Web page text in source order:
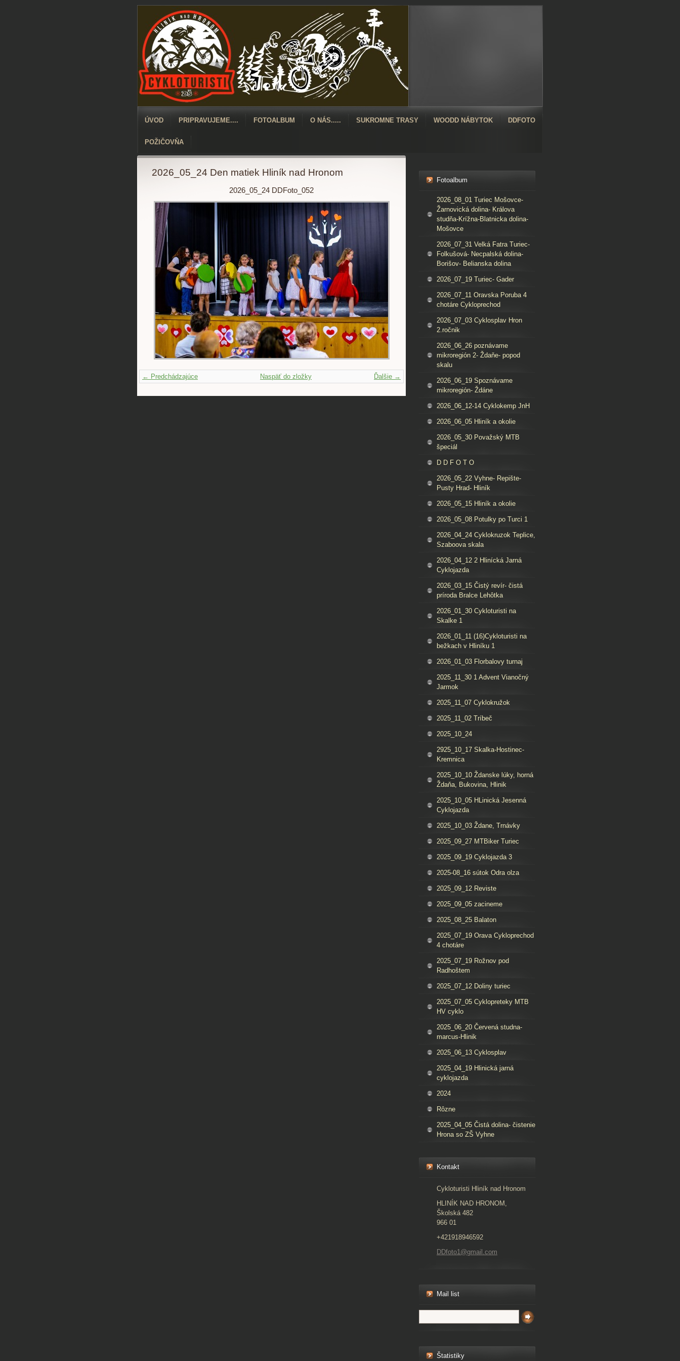
ÚVOD PRIPRAVUJEME.... FOTOALBUM O NÁS..... SUKROMNE TRASY WOODD NÁBYTOK DDFOTO
POŽIČOVŇA
2026_05_24 Den matiek Hliník nad Hronom
2026_05_24 DDFoto_052
← Predchádzajúce Ďalšie →
Naspäť do zložky
Fotoalbum
2026_08_01 Turiec Mošovce-
Žarnovická dolina- Králova
studňa-Krížna-Blatnicka dolina-
Mošovce
2026_07_31 Velká Fatra Turiec-
Folkušová- Necpalská dolina-
Borišov- Belianska dolina
2026_07_19 Turiec- Gader
2026_07_11 Oravska Poruba 4
chotáre Cykloprechod
2026_07_03 Cyklosplav Hron
2.ročnik
2026_06_26 poznávame
mikroregión 2- Ždaňe- popod
skalu
2026_06_19 Spoznávame
mikroregión- Ždáne
2026_06_12-14 Cyklokemp JnH
2026_06_05 Hliník a okolie
2026_05_30 Považský MTB
špeciál
D D F O T O
2026_05_22 Vyhne- Repište-
Pusty Hrad- Hliník
2026_05_15 Hliník a okolie
2026_05_08 Potulky po Turci 1
2026_04_24 Cyklokruzok Teplice,
Szaboova skala
2026_04_12 2 Hlinícká Jarná
Cyklojazda
2026_03_15 Čistý revír- čistá
príroda Bralce Lehôtka
2026_01_30 Cykloturisti na
Skalke 1
2026_01_11 (16)Cykloturisti na
bežkach v Hliníku 1
2026_01_03 Florbalovy turnaj
2025_11_30 1 Advent Vianočný
Jarmok
2025_11_07 Cyklokružok
2025_11_02 Tríbeč
2025_10_24
2925_10_17 Skalka-Hostinec-
Kremnica
2025_10_10 Ždanske lúky, horná
Ždaňa, Bukovina, Hlinik
2025_10_05 HLinická Jesenná
Cyklojazda
2025_10_03 Ždane, Trnávky
2025_09_27 MTBiker Turiec
2025_09_19 Cyklojazda 3
2025-08_16 sútok Odra olza
2025_09_12 Reviste
2025_09_05 zacineme
2025_08_25 Balaton
2025_07_19 Orava Cykloprechod
4 chotáre
2025_07_19 Rožnov pod
Radhoštem
2025_07_12 Doliny turiec
2025_07_05 Cyklopreteky MTB
HV cyklo
2025_06_20 Červená studna-
marcus-Hlinik
2025_06_13 Cyklosplav
2025_04_19 Hlinická jarná
cyklojazda
2024
Rôzne
2025_04_05 Čistá dolina- čistenie
Hrona so ZŠ Vyhne
Kontakt
Cykloturisti Hliník nad Hronom
HLINÍK NAD HRONOM,
Školská 482
966 01
+421918946592
DDfoto1@gmail.com
Mail list
Štatistiky